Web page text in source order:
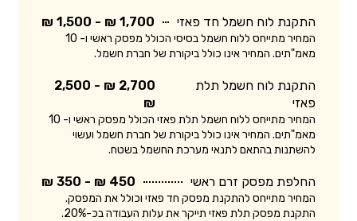
התקנת לוח חשמל חד פאזי 1,700 ₪ - 1,500 ₪
המחיר מתייחס ללוח חשמל בסיסי הכולל מפסק ראשי ו- 10
מאמ"תים. המחיר אינו כולל ביקורת של חברת חשמל.
התקנת לוח חשמל תלת
פאזי
2,700 ₪ - 2,500
₪
המחיר מתייחס ללוח חשמל תלת פאזי הכולל מפסק ראשי ו- 10
מאמ"תים. המחיר אינו כולל ביקורת של חברת חשמל ועשוי
להשתנות בהתאם לתנאי מערכת החשמל בשטח.
החלפת מפסק זרם ראשי 450 ₪ - 350 ₪
המחיר מתייחס להתקנת מפסק חד פאזי וכולל את המפסק.
התקנת מפסק תלת פאזי תייקר את עלות העבודה בכ-20%.